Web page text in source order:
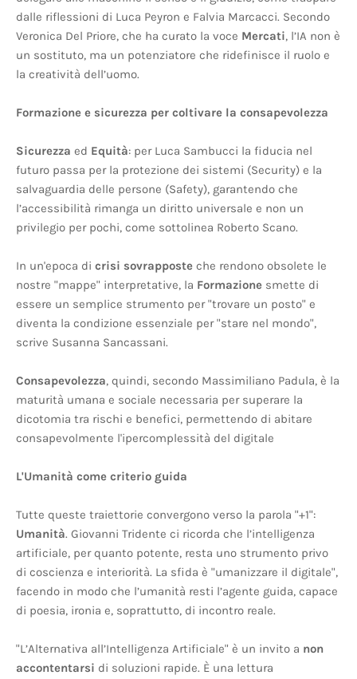
dalle riflessioni di Luca Peyron e Falvia Marcacci. Secondo
Veronica Del Priore, che ha curato la voce Mercati, l’IA non è
un sostituto, ma un potenziatore che ridefinisce il ruolo e
la creatività dell’uomo.
Formazione e sicurezza per coltivare la consapevolezza
Sicurezza ed Equità: per Luca Sambucci la fiducia nel
futuro passa per la protezione dei sistemi (Security) e la
salvaguardia delle persone (Safety), garantendo che
l’accessibilità rimanga un diritto universale e non un
privilegio per pochi, come sottolinea Roberto Scano.
In un'epoca di crisi sovrapposte che rendono obsolete le
nostre "mappe" interpretative, la Formazione smette di
essere un semplice strumento per "trovare un posto" e
diventa la condizione essenziale per "stare nel mondo",
scrive Susanna Sancassani.
Consapevolezza, quindi, secondo Massimiliano Padula, è la
maturità umana e sociale necessaria per superare la
dicotomia tra rischi e benefici, permettendo di abitare
consapevolmente l'ipercomplessità del digitale
L'Umanità come criterio guida
Tutte queste traiettorie convergono verso la parola "+1":
Umanità. Giovanni Tridente ci ricorda che l’intelligenza
artificiale, per quanto potente, resta uno strumento privo
di coscienza e interiorità. La sfida è "umanizzare il digitale",
facendo in modo che l’umanità resti l’agente guida, capace
di poesia, ironia e, soprattutto, di incontro reale.
"L’Alternativa all’Intelligenza Artificiale" è un invito a non
accontentarsi di soluzioni rapide. È una lettura